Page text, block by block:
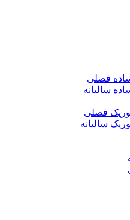
فصلی
سالیانه
فصلی
سالیانه